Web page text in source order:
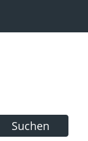
Suchen